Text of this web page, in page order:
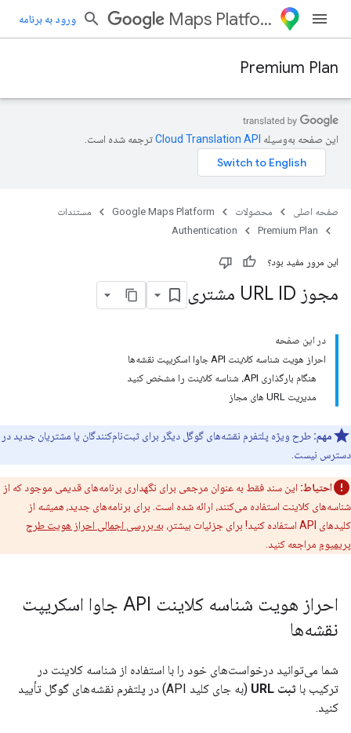
Maps Platform ورود به برنامه
Premium Plan
این صفحه به‌وسیله ترجمه شده است.
صفحه اصلی محصولات Google Maps Platform
مستندات
Premium Plan
Authentication
این مرور مفید بود؟
مجوز URL ID مشتری
در این صفحه
احراز هویت شناسه کلاینت API جاوا اسکریپت نقشه‌ها
هنگام بارگذاری API، شناسه کلاینت را مشخص کنید
مدیریت URL های مجاز
مهم: طرح ویژه پلتفرم نقشه‌های گوگل دیگر برای ثبت‌نام‌کنندگان یا مشتریان جدید در
دسترس نیست.
احتیاط: این سند فقط به عنوان مرجعی برای نگهداری برنامه‌های قدیمی موجود که از
شناسه‌های کلاینت استفاده می‌کنند، ارائه شده است. برای برنامه‌های جدید، همیشه از
کلیدهای API استفاده کنید! برای جزئیات بیشتر،
به بررسی اجمالی احراز هویت طرح
پریمیوم مراجعه کنید.
احراز هویت شناسه کلاینت API جاوا اسکریپت
نقشه‌ها
شما می‌توانید درخواست‌های خود را با استفاده از شناسه کلاینت در
ترکیب با ثبت URL
(به جای کلید API) در پلتفرم نقشه‌های گوگل تأیید
کنید.